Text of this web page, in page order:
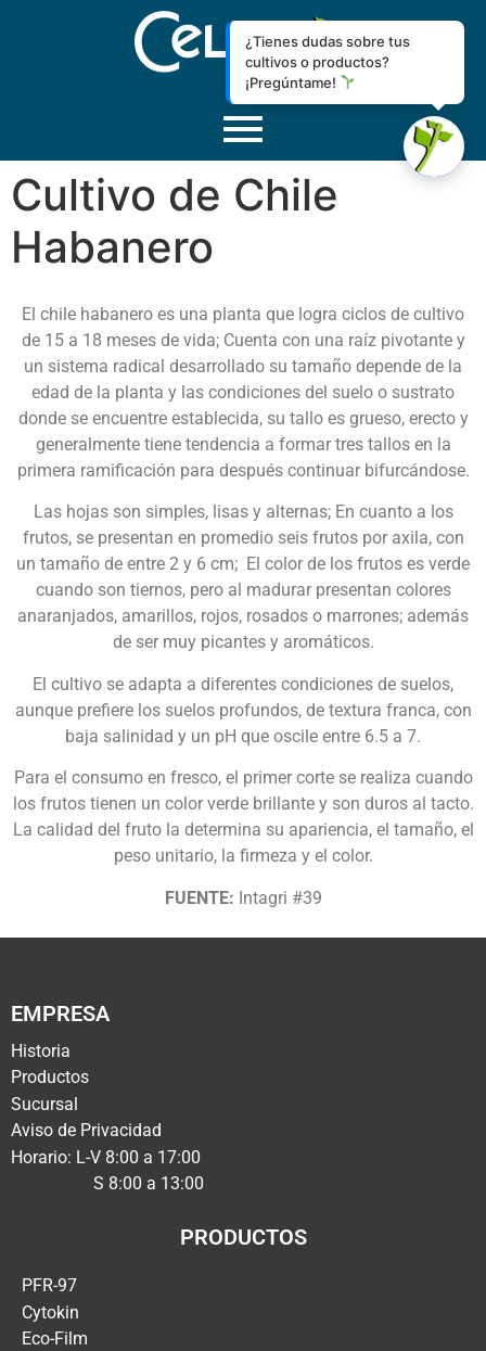
¿Tienes dudas sobre tus
cultivos o productos?
¡Pregúntame!
Cultivo de Chile
Habanero
El chile habanero es una planta que logra ciclos de cultivo
de 15 a 18 meses de vida; Cuenta con una raíz pivotante y
un sistema radical desarrollado su tamaño depende de la
edad de la planta y las condiciones del suelo o sustrato
donde se encuentre establecida, su tallo es grueso, erecto y
generalmente tiene tendencia a formar tres tallos en la
primera ramificación para después continuar bifurcándose.
Las hojas son simples, lisas y alternas; En cuanto a los
frutos, se presentan en promedio seis frutos por axila, con
un tamaño de entre 2 y 6 cm; El color de los frutos es verde
cuando son tiernos, pero al madurar presentan colores
anaranjados, amarillos, rojos, rosados o marrones; además
de ser muy picantes y aromáticos.
El cultivo se adapta a diferentes condiciones de suelos,
aunque prefiere los suelos profundos, de textura franca, con
baja salinidad y un pH que oscile entre 6.5 a 7.
Para el consumo en fresco, el primer corte se realiza cuando
los frutos tienen un color verde brillante y son duros al tacto.
La calidad del fruto la determina su apariencia, el tamaño, el
peso unitario, la firmeza y el color.
FUENTE: Intagri #39
EMPRESA
Historia
Productos
Sucursal
Aviso de Privacidad
Horario: L-V 8:00 a 17:00
S 8:00 a 13:00
PRODUCTOS
PFR-97
Cytokin
Eco-Film